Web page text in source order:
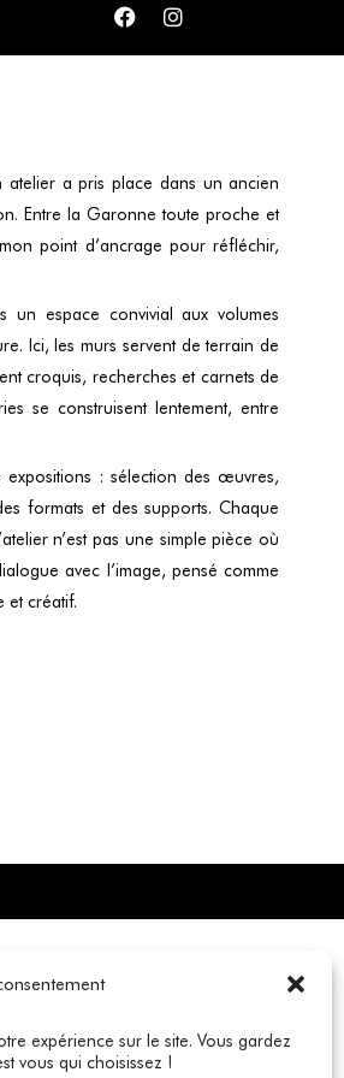
expérience sur le site. Vous gardez
vous qui choisissez !
atelier a pris place dans un ancien
Entre la Garonne toute proche et
point d’ancrage pour réfléchir,
un espace convivial aux volumes
Ici, les murs servent de terrain de
croquis, recherches et carnets de
se construisent lentement, entre
expositions : sélection des œuvres,
formats et des supports. Chaque
n’est pas une simple pièce où
avec l’image, pensé comme
et créatif.